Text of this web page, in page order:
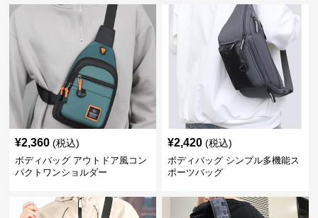
¥2,360 (税込)
ボディバッグ アウトドア風コン
パクトワンショルダー
¥2,420 (税込)
ボディバッグ シンプル多機能ス
ポーツバッグ